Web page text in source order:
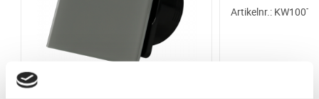
Diepte: 115 mm
Waarom kopen bij VentilatieTotaal.nl
Bij VentilatieTotaal.nl profiteert u van een grote voorraad en snelle
onze balie in Ede. Wij bieden een breed assortiment aan
Diepte (mm) 115 mm
Schroefafstand 120 x 120 mm
Garantie
Artikelnr.: KW100T-